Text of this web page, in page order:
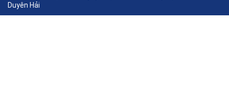
Duyên Hải